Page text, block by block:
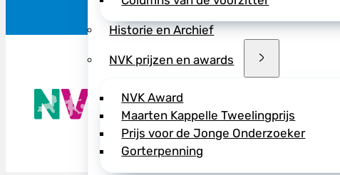
Historie en Archief
NVK prijzen en awards
NVK Award
Maarten Kappelle Tweelingprijs
Prijs voor de Jonge Onderzoeker
Gorterpenning
De NVK geeft
Wij adviseren je
Copyright ©